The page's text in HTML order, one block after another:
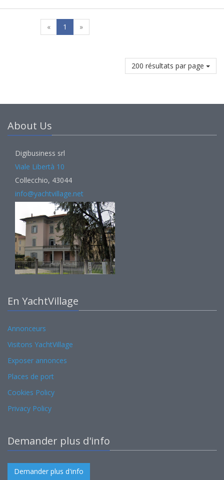
« 1 »
200 résultats par page
About Us
Digibusiness srl
Viale Libertà 10
Collecchio, 43044
info@yachtvillage.net
En YachtVillage
Annonceurs
Visitons YachtVillage
Exposer annonces
Places de port
Cookies Policy
Privacy Policy
Demander plus d'info
Demander plus d'info